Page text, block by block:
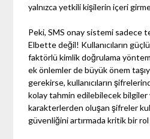
yalnızca yetkili kişilerin içeri
Peki, SMS onay sistemi sadece
Elbette değil! Kullanıcıların
faktörlü kimlik doğrulama
ek önlemler de büyük önem
gerekirse, kullanıcıların
kolay tahmin edilebilecek bilgiler
karakterlerden oluşan şifreler
güvenliğini artırmada kritik bir